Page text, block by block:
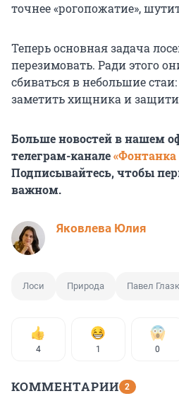
точнее «рогопожатие»,
Теперь основная задача
перезимовать. Ради этого
сбиваться в небольшие
заметить хищника и
Больше новостей в нашем
телеграм-канале«Фонтанка
Подписывайтесь, чтобы
важном.
Яковлева Юлия
Лоси Природа Павел
4 1 0
КОММЕНТАРИИ 2